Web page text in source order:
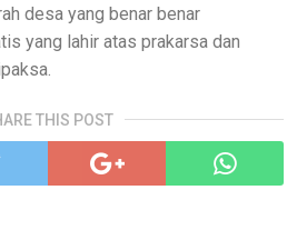
desa yang benar benar
yang lahir atas prakarsa dan
THIS POST